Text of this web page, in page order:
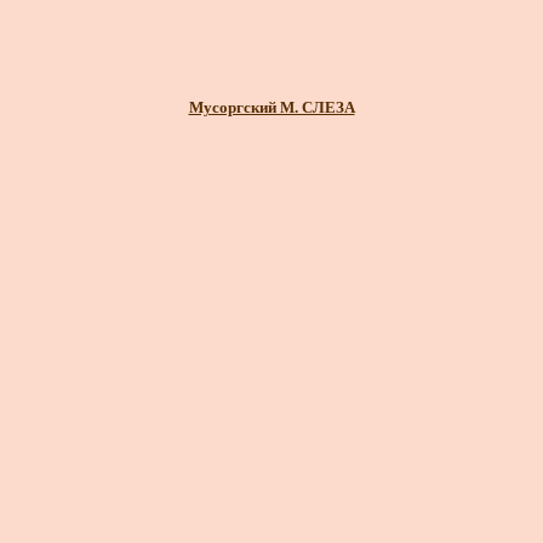
Мусоргский М. СЛЕЗА